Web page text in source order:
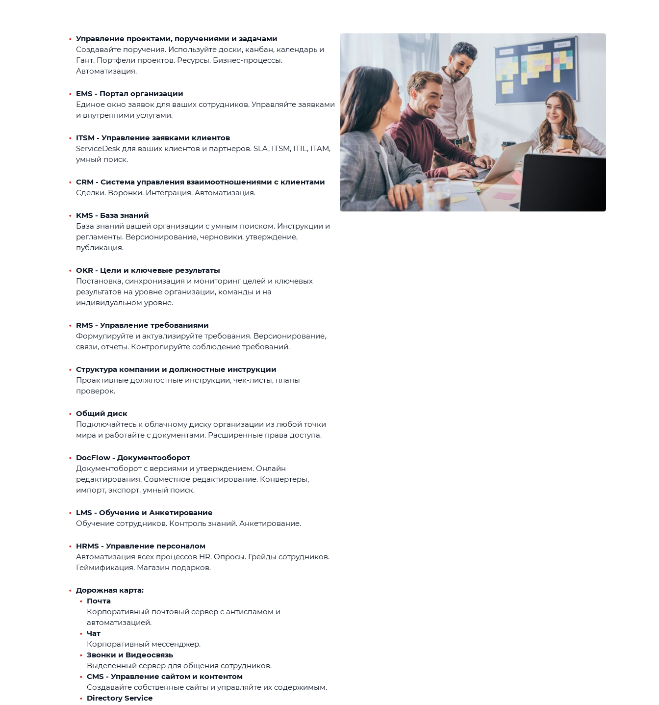
Управление проектами, поручениями и задачами
Создавайте поручения. Используйте доски, канбан, календарь и
Гант. Портфели проектов. Ресурсы. Бизнес-процессы.
Автоматизация.
EMS - Портал организации
Единое окно заявок для ваших сотрудников. Управляйте заявками
и внутренними услугами.
ITSM - Управление заявками клиентов
ServiceDesk для ваших клиентов и партнеров. SLA, ITSM, ITIL, ITAM,
умный поиск.
CRM - Система управления взаимоотношениями с клиентами
Сделки. Воронки. Интеграция. Автоматизация.
KMS - База знаний
База знаний вашей организации с умным поиском. Инструкции и
регламенты. Версионирование, черновики, утверждение,
публикация.
OKR - Цели и ключевые результаты
Постановка, синхронизация и мониторинг целей и ключевых
результатов на уровне организации, команды и на
индивидуальном уровне.
RMS - Управление требованиями
Формулируйте и актуализируйте требования. Версионирование,
связи, отчеты. Контролируйте соблюдение требований.
Структура компании и должностные инструкции
Проактивные должностные инструкции, чек-листы, планы
проверок.
Общий диск
Подключайтесь к облачному диску организации из любой точки
мира и работайте с документами. Расширенные права доступа.
DocFlow - Документооборот
Документоборот с версиями и утверждением. Онлайн
редактирования. Совместное редактирование. Конвертеры,
импорт, экспорт, умный поиск.
LMS - Обучение и Анкетирование
Обучение сотрудников. Контроль знаний. Анкетирование.
HRMS - Управление персоналом
Автоматизация всех процессов HR. Опросы. Грейды сотрудников.
Геймификация. Магазин подарков.
Дорожная карта:
Почта
Корпоративный почтовый сервер с антиспамом и
автоматизацией.
Чат
Корпоративный мессенджер.
Звонки и Видеосвязь
Выделенный сервер для общения сотрудников.
CMS - Управление сайтом и контентом
Создавайте собственные сайты и управляйте их содержимым.
Directory Service